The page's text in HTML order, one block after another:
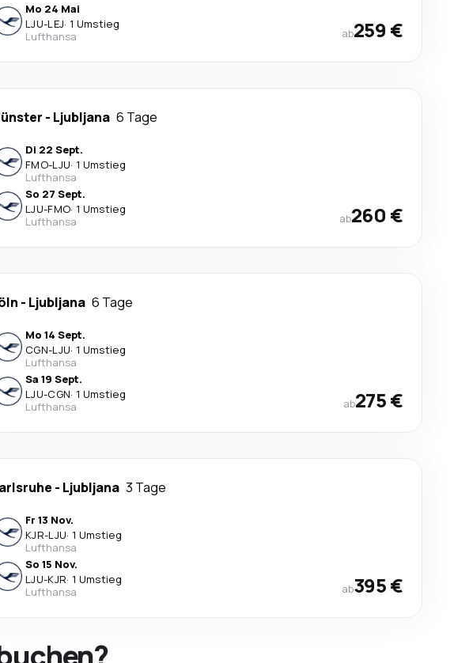
Mo 24 Mai
LJU-LEJ· 1 Umstieg
Lufthansa
ab259 €
- Ljubljana 6 Tage
Di 22 Sept.
FMO-LJU· 1 Umstieg
Lufthansa
So 27 Sept.
LJU-FMO· 1 Umstieg
Lufthansa
ab260 €
- Ljubljana 6 Tage
Mo 14 Sept.
CGN-LJU· 1 Umstieg
Lufthansa
Sa 19 Sept.
LJU-CGN· 1 Umstieg
Lufthansa
ab275 €
- Ljubljana 3 Tage
Fr 13 Nov.
KJR-LJU· 1 Umstieg
Lufthansa
So 15 Nov.
LJU-KJR· 1 Umstieg
Lufthansa
ab395 €